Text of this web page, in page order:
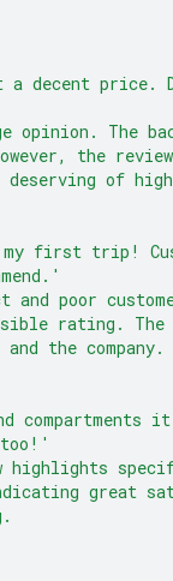
decent price.
opinion. The
the
of
first trip!
and poor
rating.
and the company.
compartments
great